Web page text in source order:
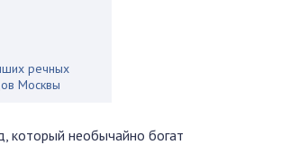
речных
Москвы
который необычайно богат